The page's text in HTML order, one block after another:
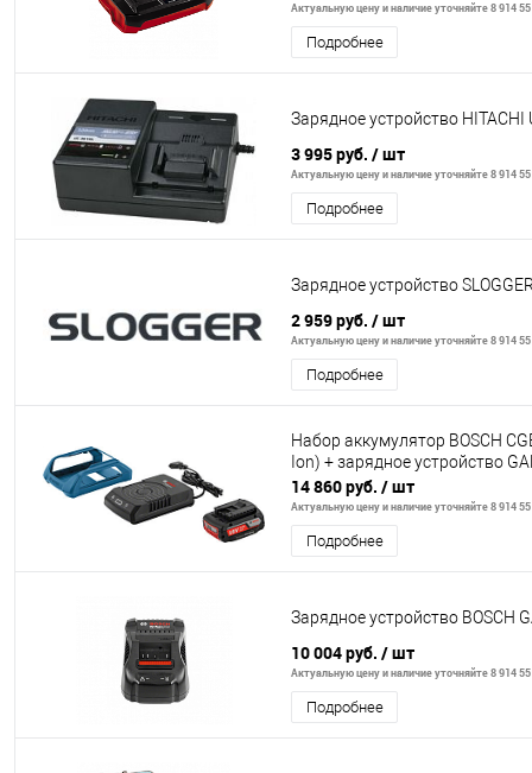
Актуальную цену и наличие уточняйте 8 914
Подробнее
Зарядное устройство HITACHI
3 995 руб. / шт
Актуальную цену и наличие уточняйте 8 914
Подробнее
Зарядное устройство
2 959 руб. / шт
Актуальную цену и наличие уточняйте 8 914
Подробнее
Набор аккумулятор BOSCH
Ion) + зарядное устройство
14 860 руб. / шт
Актуальную цену и наличие уточняйте 8 914
Подробнее
Зарядное устройство BOSCH
10 004 руб. / шт
Актуальную цену и наличие уточняйте 8 914
Подробнее